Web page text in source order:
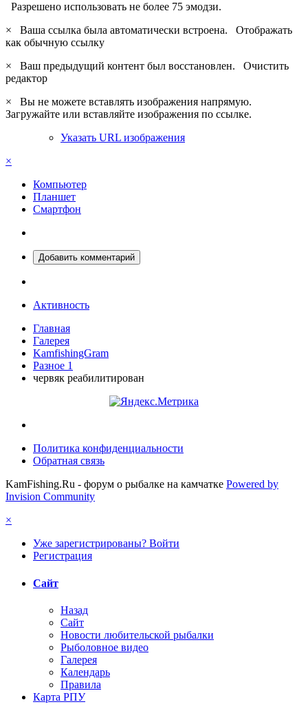
Разрешено использовать не более 75 эмодзи.
×
Ваша ссылка была автоматически встроена. Отображать
как обычную ссылку
×
Ваш предыдущий контент был восстановлен. Очистить
редактор
×
Вы не можете вставлять изображения напрямую.
Загружайте или вставляйте изображения по ссылке.
Указать URL изображения
×
Компьютер
Планшет
Смартфон
Добавить комментарий
Активность
Главная
Галерея
KamfishingGram
Разное 1
червяк реабилитирован
Политика конфиденциальности
Обратная связь
KamFishing.Ru - форум о рыбалке на камчатке Powered by
Invision Community
×
Уже зарегистрированы? Войти
Регистрация
Сайт
Назад
Сайт
Новости любительской рыбалки
Рыболовное видео
Галерея
Календарь
Правила
Карта РПУ